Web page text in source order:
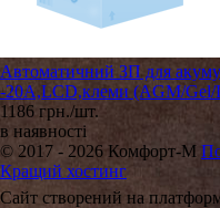
Автоматичний ЗП для
-20А,LCD,клеми (AGM/Gel/
1186 грн./шт.
в наявності
© 2017 - 2026 Комфорт-М
Кращий хостинг
Сайт створений на